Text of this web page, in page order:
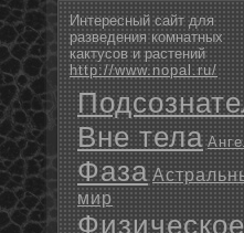
Интересный сайт для
разведения комнатных
кактусов и растений
http://www.nopal.ru/
Вне тела
Фаза
мир
Физическое